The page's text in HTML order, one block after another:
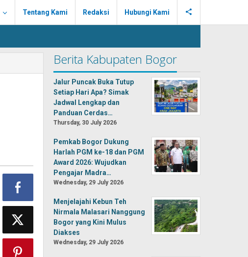
Tentang Kami Redaksi Hubungi Kami
Berita Kabupaten Bogor
Jalur Puncak Buka Tutup
Setiap Hari Apa? Simak
Jadwal Lengkap dan
Panduan Cerdas…
Thursday, 30 July 2026
Pemkab Bogor Dukung
Harlah PGM ke-18 dan PGM
Award 2026: Wujudkan
Pengajar Madra…
Wednesday, 29 July 2026
Menjelajahi Kebun Teh
Nirmala Malasari Nanggung
Bogor yang Kini Mulus
Diakses
Wednesday, 29 July 2026